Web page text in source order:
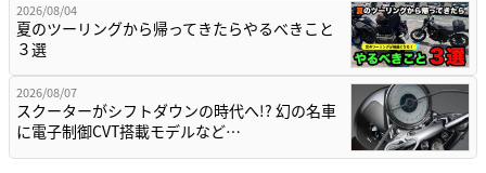
2026/08/04
夏のツーリングから帰ってきたらやるべきこと
３選
2026/08/07
スクーターがシフトダウンの時代へ!? 幻の名車
に電子制御CVT搭載モデルなど…